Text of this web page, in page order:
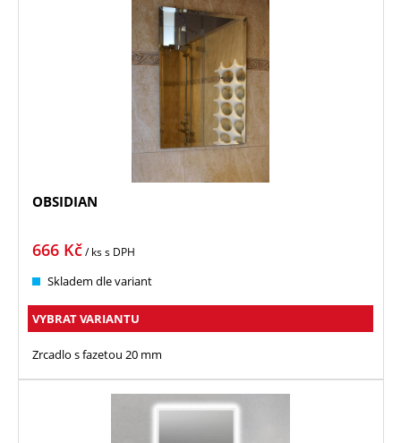
OBSIDIAN
666 Kč/ kss DPH
Skladem dle variant
VYBRAT VARIANTU
Zrcadlo s fazetou 20 mm